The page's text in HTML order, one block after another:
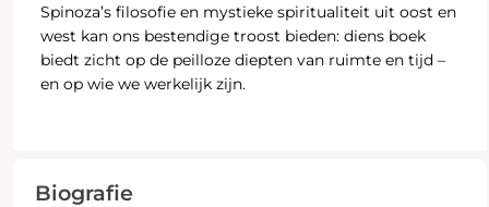
Spinoza’s filosofie en mystieke spiritualiteit uit oost en
west kan ons bestendige troost bieden: diens boek
biedt zicht op de peilloze diepten van ruimte en tijd –
en op wie we werkelijk zijn.
Biografie